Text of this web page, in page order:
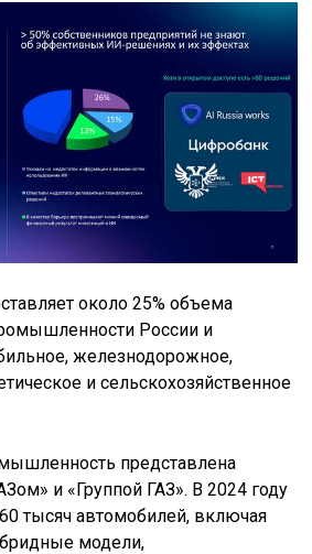
около 25% объема
России и
железнодорожное,
и сельскохозяйственное
представлена
и «Группой ГАЗ». В 2024 году
тысяч автомобилей, включая
модели,